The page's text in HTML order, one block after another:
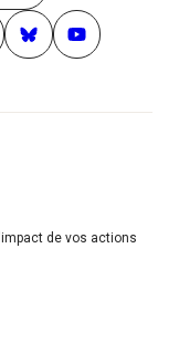
fenêtre)
(nouvelle fenêtre)
(nouvelle
Bluesky (nouvelle
Youtube
de vos actions